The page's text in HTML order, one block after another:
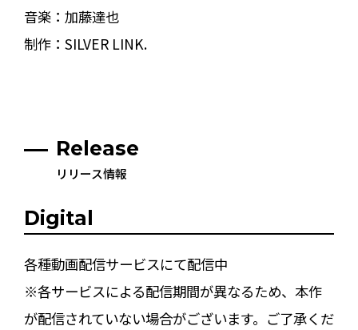
音楽：加藤達也
制作：SILVER LINK.
Release
リリース情報
Digital
各種動画配信サービスにて配信中
※各サービスによる配信期間が異なるため、本作
が配信されていない場合がございます。ご了承くだ